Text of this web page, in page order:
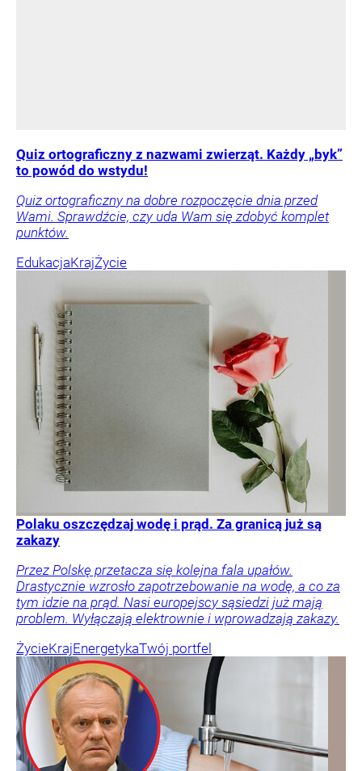
Quiz ortograficzny z nazwami zwierząt. Każdy „byk”
to powód do wstydu!
Quiz ortograficzny na dobre rozpoczęcie dnia przed
Wami. Sprawdźcie, czy uda Wam się zdobyć komplet
punktów.
EdukacjaKrajŻycie
Polaku oszczędzaj wodę i prąd. Za granicą już są
zakazy
Przez Polskę przetacza się kolejna fala upałów.
Drastycznie wzrosło zapotrzebowanie na wodę, a co za
tym idzie na prąd. Nasi europejscy sąsiedzi już mają
problem. Wyłączają elektrownie i wprowadzają zakazy.
ŻycieKrajEnergetykaTwój portfel